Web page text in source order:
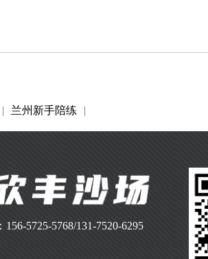
| 兰州新手陪练 |
5725-5768/131-7520-6295